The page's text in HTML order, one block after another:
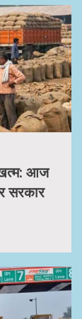
खत्म: आज
सरकार